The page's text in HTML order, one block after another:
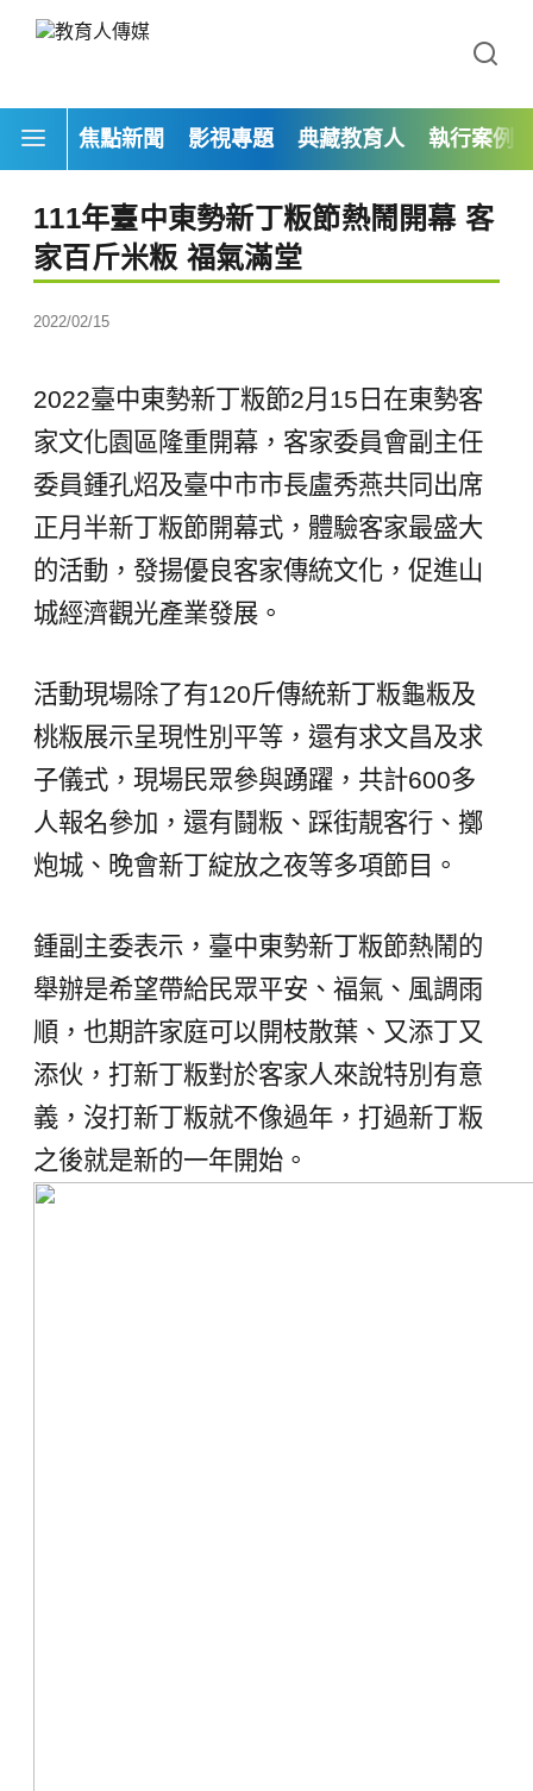
焦點新聞 影視專題 典藏教育人 執行案例
111年臺中東勢新丁粄節熱鬧開幕 客
家百斤米粄 福氣滿堂
2022/02/15
2022臺中東勢新丁粄節2月15日在東勢客
家文化園區隆重開幕，客家委員會副主任
委員鍾孔炤及臺中市市長盧秀燕共同出席
正月半新丁粄節開幕式，體驗客家最盛大
的活動，發揚優良客家傳統文化，促進山
城經濟觀光產業發展。
活動現場除了有120斤傳統新丁粄龜粄及
桃粄展示呈現性別平等，還有求文昌及求
子儀式，現場民眾參與踴躍，共計600多
人報名參加，還有鬪粄、踩街靚客行、擲
炮城、晚會新丁綻放之夜等多項節目。
鍾副主委表示，臺中東勢新丁粄節熱鬧的
舉辦是希望帶給民眾平安、福氣、風調雨
順，也期許家庭可以開枝散葉、又添丁又
添伙，打新丁粄對於客家人來說特別有意
義，沒打新丁粄就不像過年，打過新丁粄
之後就是新的一年開始。